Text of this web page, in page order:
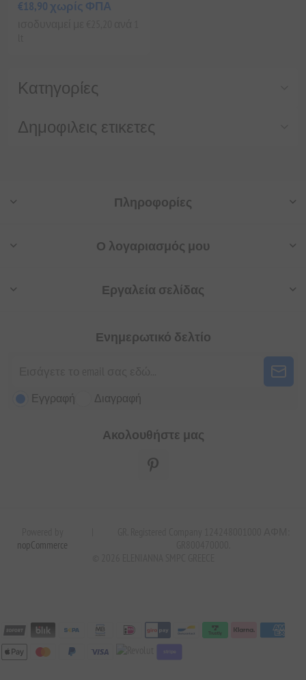
Κατηγορίες
Δημοφιλεις ετικετες
€18,90 χωρίς ΦΠΑ
Πληροφορίες
Ο λογαριασμός μου
Εργαλεία σελίδας
Ενημερωτικό δελτίο
Εγγραφή Διαγραφή
Ακολουθήστε μας
nopCommerce